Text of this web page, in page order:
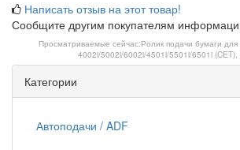
Написать отзыв на этот товар!
Сообщите другим покупателям
Просматриваемые сейчас:Ролик подачи бумаги
4002i/5002i/6002i/4501i/5501i/6501i (CET),
Категории
Автоподачи / ADF